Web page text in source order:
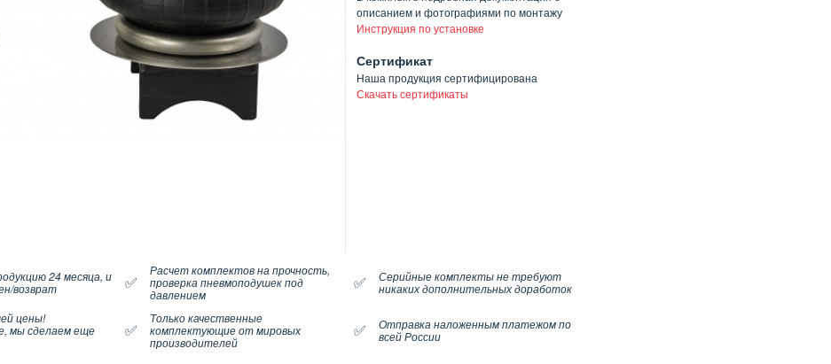
описанием и фотографиями по монтажу
Инструкция по установке
Сертификат
Наша продукция сертифицирована
Скачать сертификаты
24 месяца, и
возврат
✅
Расчет комплектов на прочность,
проверка пневмоподушек под
давлением
✅
Серийные комплекты не требуют
никаких дополнительных доработок
цены!
мы сделаем еще
✅
Только качественные
комплектующие от мировых
производителей
✅
Отправка наложенным платежом по
всей России